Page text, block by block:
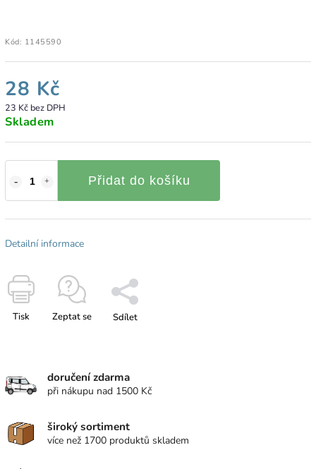
Kód: 1145590
28 Kč
23 Kč bez DPH
Skladem
Přidat do košíku
Detailní informace
Tisk Zeptat se Sdílet
doručení zdarma
při nákupu nad 1500 Kč
široký sortiment
více než 1700 produktů skladem